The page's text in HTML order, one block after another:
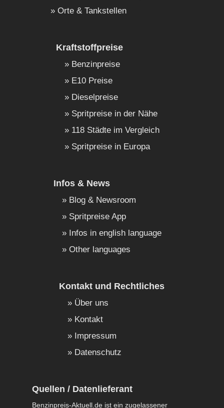
Orte & Tankstellen
Kraftstoffpreise
Benzinpreise
E10 Preise
Dieselpreise
Spritpreise in der Nähe
118 Städte im Vergleich
Spritpreise in Europa
Infos & News
Blog & Newsroom
Spritpreise App
Infos in english language
Other languages
Kontakt und Rechtliches
Über uns
Kontakt
Impressum
Datenschutz
Quellen / Datenlieferant
Benzinpreis-Aktuell.de ist ein zugelassener